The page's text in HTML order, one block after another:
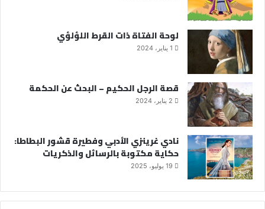
لوحة الفتاة ذات القرط اللؤلؤي
1 يناير، 2024
قصة الرجل الحكيم – البحث عن الحكمة
2 يناير، 2024
نادي غرينزي الأدبي وفطيرة قشور البطاطا:
حكاية مكتوبة بالرسائل والذكريات
19 يوليو، 2025